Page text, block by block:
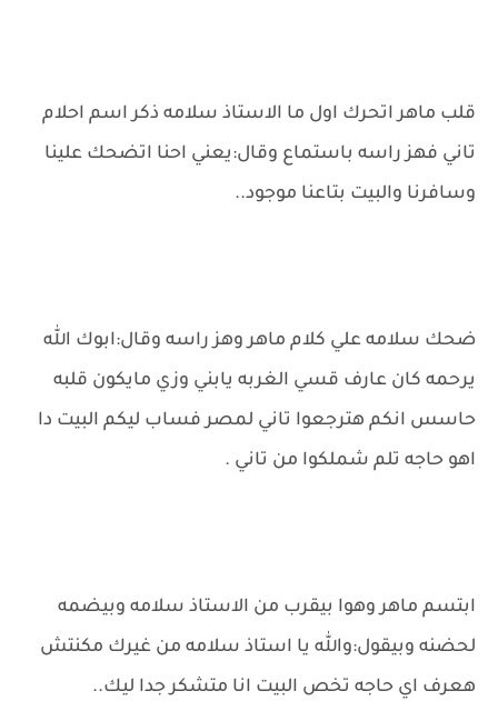
قلب ماهر اتحرك اول ما الاستاذ سلامه ذكر اسم احلام
تاني فهز راسه باستماع وقال:يعني احنا اتضحك علينا
وسافرنا والبيت بتاعنا موجود..
ضحك سلامه علي كلام ماهر وهز راسه وقال:ابوك الله
يرحمه كان عارف قسي الغربه يابني وزي مايكون قلبه
حاسس انكم هترجعوا تاني لمصر فساب ليكم البيت دا
اهو حاجه تلم شملكوا من تاني .
ابتسم ماهر وهوا بيقرب من الاستاذ سلامه وبيضمه
لحضنه وبيقول:والله يا استاذ سلامه من غيرك مكنتش
هعرف اي حاجه تخص البيت انا متشكر جدا ليك..